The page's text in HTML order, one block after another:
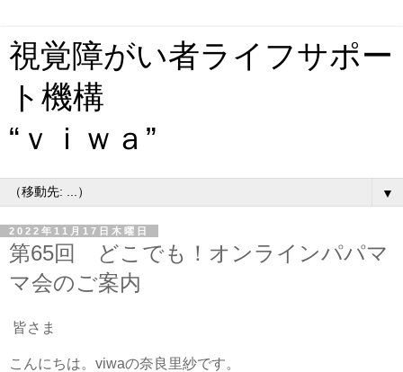
視覚障がい者ライフサポー
ト機構
“ｖｉｗａ”
▼
2022年11月17日木曜日
第65回 どこでも！オンラインパパマ
マ会のご案内
皆さま
こんにちは。viwaの奈良里紗です。